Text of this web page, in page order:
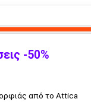
-50%
από το Attica